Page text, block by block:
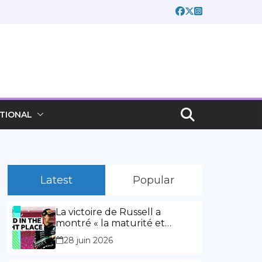
Latest Popular
La victoire de Russell a
montré « la maturité et
l’expérience » Vidéo,
00:02:03La victoire de Russell
28 juin 2026